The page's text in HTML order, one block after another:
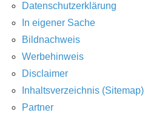
Datenschutzerklärung
In eigener Sache
Bildnachweis
Werbehinweis
Disclaimer
Inhaltsverzeichnis (Sitemap)
Partner